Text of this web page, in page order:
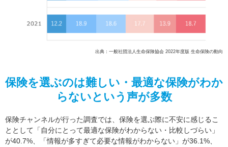
出典：一般社団法人生命保険協会 2022年度版 生命保険の動向
保険を選ぶのは難しい・最適な保険がわか
らないという声が多数
保険チャンネルが行った調査では、保険を選ぶ際に不安に感じるこ
ととして「自分にとって最適な保険がわからない・比較しづらい」
が40.7%、「情報が多すぎて必要な情報がわからない」が36.1%、